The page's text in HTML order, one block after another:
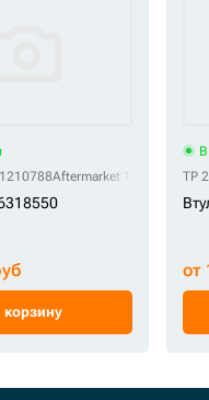
Aftermarket 131004-
корзину
TP
от